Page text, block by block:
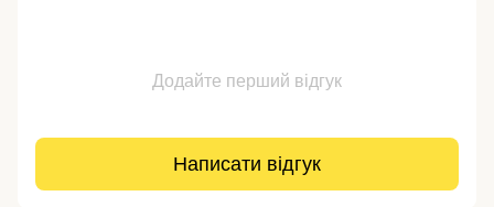
Додайте перший відгук
Написати відгук